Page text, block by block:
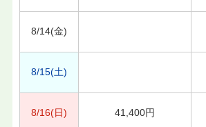
8/14(金)
8/15(土)
8/16(日) 41,400円